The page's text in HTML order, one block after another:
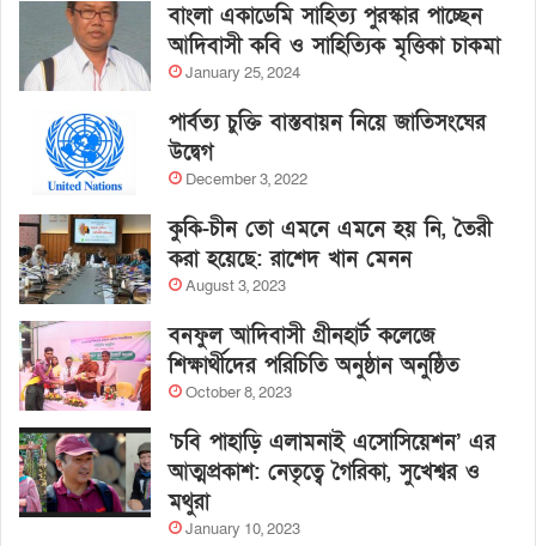
বাংলা একাডেমি সাহিত্য পুরস্কার পাচ্ছেন
আদিবাসী কবি ও সাহিত্যিক মৃত্তিকা চাকমা
January 25, 2024
পার্বত্য চুক্তি বাস্তবায়ন নিয়ে জাতিসংঘের
উদ্বেগ
December 3, 2022
কুকি-চীন তো এমনে এমনে হয় নি, তৈরী
করা হয়েছে: রাশেদ খান মেনন
August 3, 2023
বনফুল আদিবাসী গ্রীনহার্ট কলেজে
শিক্ষার্থীদের পরিচিতি অনুষ্ঠান অনুষ্ঠিত
October 8, 2023
‘চবি পাহাড়ি এলামনাই এসোসিয়েশন’ এর
আত্মপ্রকাশ: নেতৃত্বে গৈরিকা, সুখেশ্বর ও
মথুরা
January 10, 2023